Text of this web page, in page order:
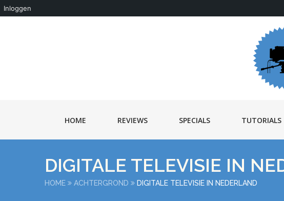
Inloggen
HOME REVIEWS SPECIALS TUTORIALS
DIGITALE TELEVISIE IN
HOME ACHTERGROND DIGITALE TELEVISIE IN NEDERLAND